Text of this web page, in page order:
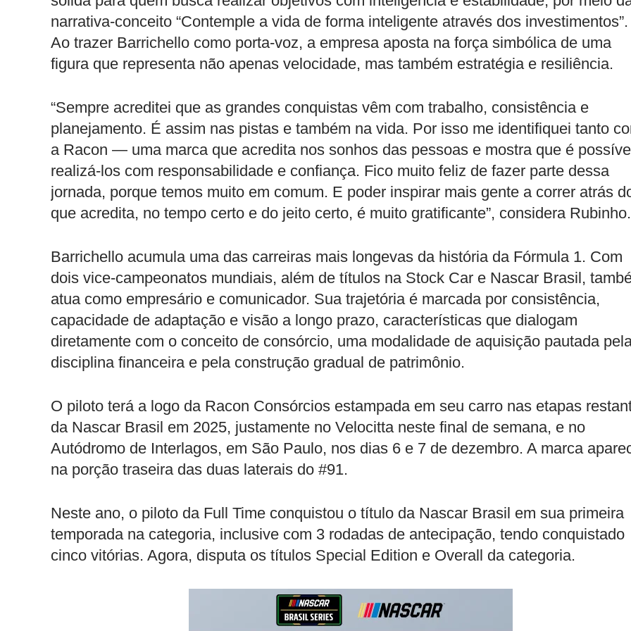
narrativa-conceito “Contemple a vida de forma inteligente através dos investimentos”.
Ao trazer Barrichello como porta-voz, a empresa aposta na força simbólica de uma
figura que representa não apenas velocidade, mas também estratégia e resiliência.
“Sempre acreditei que as grandes conquistas vêm com trabalho, consistência e
planejamento. É assim nas pistas e também na vida. Por isso me identifiquei tanto
a Racon — uma marca que acredita nos sonhos das pessoas e mostra que é
realizá-los com responsabilidade e confiança. Fico muito feliz de fazer parte dessa
jornada, porque temos muito em comum. E poder inspirar mais gente a correr atrás
que acredita, no tempo certo e do jeito certo, é muito gratificante”, considera Rubinho.
Barrichello acumula uma das carreiras mais longevas da história da Fórmula 1. Com
dois vice-campeonatos mundiais, além de títulos na Stock Car e Nascar Brasil,
atua como empresário e comunicador. Sua trajetória é marcada por consistência,
capacidade de adaptação e visão a longo prazo, características que dialogam
diretamente com o conceito de consórcio, uma modalidade de aquisição pautada
disciplina financeira e pela construção gradual de patrimônio.
O piloto terá a logo da Racon Consórcios estampada em seu carro nas etapas
da Nascar Brasil em 2025, justamente no Velocitta neste final de semana, e no
Autódromo de Interlagos, em São Paulo, nos dias 6 e 7 de dezembro. A marca
na porção traseira das duas laterais do #91.
Neste ano, o piloto da Full Time conquistou o título da Nascar Brasil em sua primeira
temporada na categoria, inclusive com 3 rodadas de antecipação, tendo conquistado
cinco vitórias. Agora, disputa os títulos Special Edition e Overall da categoria.